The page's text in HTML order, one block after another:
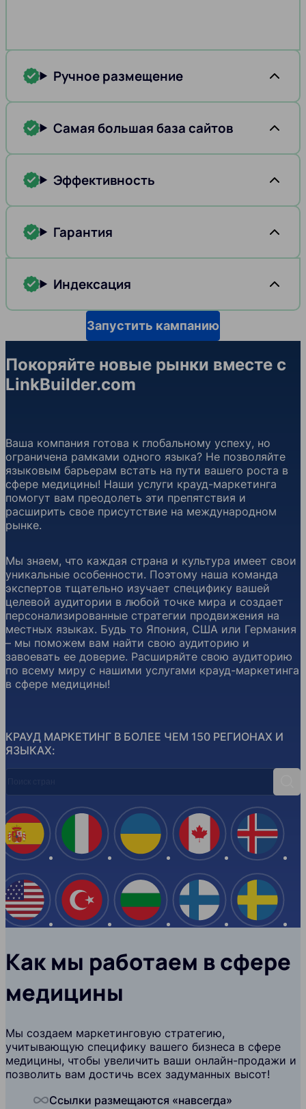
Ручное размещение
Самая большая база сайтов
Эффективность
Гарантия
Индексация
Запустить кампанию
Покоряйте новые рынки вместе с
LinkBuilder.com
КРАУД МАРКЕТИНГ В БОЛЕЕ ЧЕМ 150 РЕГИОНАХ И
ЯЗЫКАХ:
Ваша компания готова к глобальному успеху, но
ограничена рамками одного языка? Не позволяйте
языковым барьерам встать на пути вашего роста в
сфере медицины! Наши услуги крауд-маркетинга
помогут вам преодолеть эти препятствия и
расширить свое присутствие на международном
рынке.
Мы знаем, что каждая страна и культура имеет свои
уникальные особенности. Поэтому наша команда
экспертов тщательно изучает специфику вашей
целевой аудитории в любой точке мира и создает
персонализированные стратегии продвижения на
местных языках. Будь то Япония, США или Германия
– мы поможем вам найти свою аудиторию и
завоевать ее доверие. Расширяйте свою аудиторию
по всему миру с нашими услугами крауд-маркетинга
в сфере медицины!
Испания
США
Италия
Турция
Украина
Болгария
Канада
Финляндия
Как мы работаем в сфере
медицины
Мы создаем маркетинговую стратегию,
учитывающую специфику вашего бизнеса в сфере
медицины, чтобы увеличить ваши онлайн-продажи и
позволить вам достичь всех задуманных высот!
Ссылки размещаются «навсегда»